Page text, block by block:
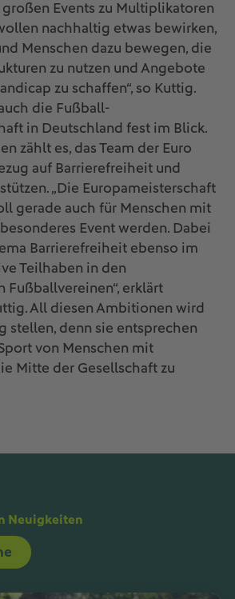
Events zu Multiplikatoren
nachhaltig etwas bewirken,
Menschen dazu bewegen, die
zu nutzen und Angebote
zu schaffen“, so Kuttig.
die Fußball-
in Deutschland fest im Blick.
zählt es, das Team der Euro
auf Barrierefreiheit und
„Die Europameisterschaft
gerade auch für Menschen mit
Event werden. Dabei
Barrierefreiheit ebenso im
Teilhaben in den
Fußballvereinen“, erklärt
All diesen Ambitionen wird
stellen, denn sie entsprechen
von Menschen mit
Mitte der Gesellschaft zu
Neuigkeiten